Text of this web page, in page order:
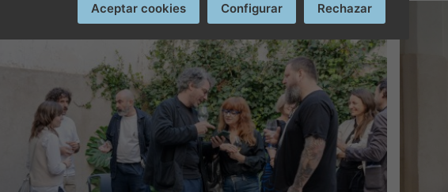
Aceptar cookies Configurar Rechazar